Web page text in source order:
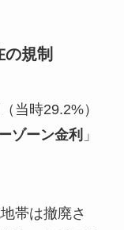
規制
当時29.2%）
ゾーン金利 」
帯は撤廃さ